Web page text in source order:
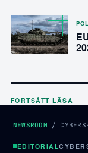
FORTSÄTT LÄSA
NEWSROOM /
EDITORIAL